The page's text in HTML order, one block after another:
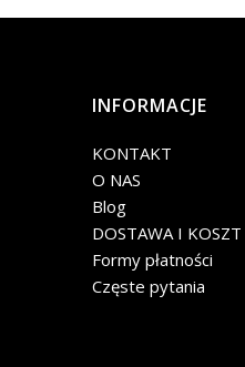
INFORMACJE
KONTAKT
O NAS
Blog
DOSTAWA I KOSZT
Formy płatności
Częste pytania